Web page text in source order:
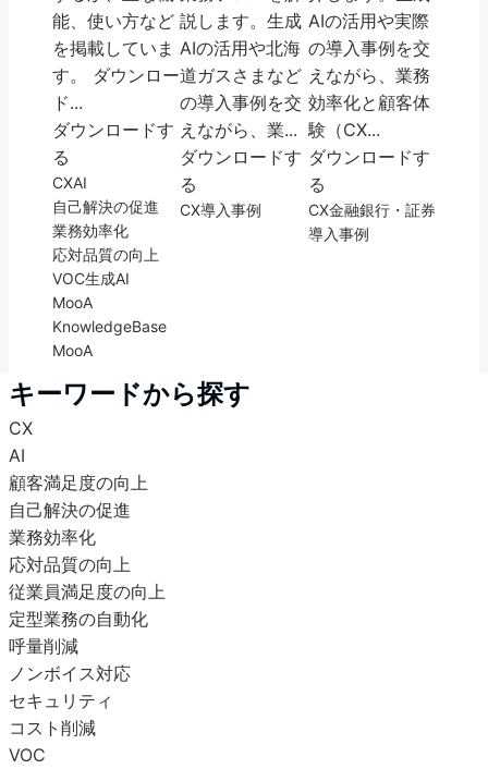
能、使い方など
を掲載していま
す。 ダウンロー
ド...
ダウンロードす
る
CXAI
自己解決の促進
業務効率化
応対品質の向上
VOC生成AI
MooA
KnowledgeBase
MooA
説します。生成
AIの活用や北海
道ガスさまなど
の導入事例を交
えながら、業...
ダウンロードす
る
CX導入事例
AIの活用や実際
の導入事例を交
えながら、業務
効率化と顧客体
験（CX...
ダウンロードす
る
CX金融銀行・証券
導入事例
キーワードから探す
CX
AI
顧客満足度の向上
自己解決の促進
業務効率化
応対品質の向上
従業員満足度の向上
定型業務の自動化
呼量削減
ノンボイス対応
セキュリティ
コスト削減
VOC